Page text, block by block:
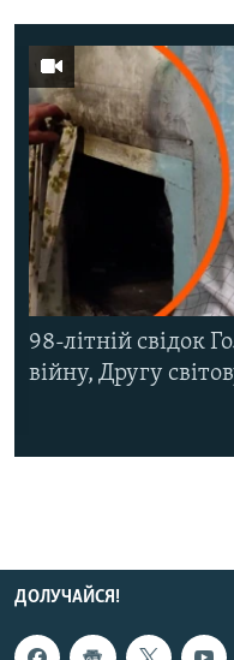
98-літній свідок
війну, Другу
ДОЛУЧАЙСЯ!